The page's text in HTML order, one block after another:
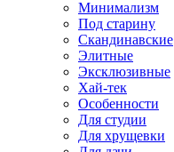
Минимализм
Под старину
Скандинавские
Элитные
Эксклюзивные
Хай-тек
Особенности
Для студии
Для хрущевки